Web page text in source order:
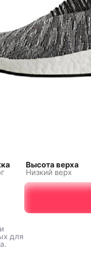
Высота верха
Низкий верх
для
для